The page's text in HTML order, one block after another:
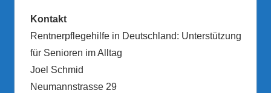
Kontakt
Rentnerpflegehilfe in Deutschland: Unterstützung
für Senioren im Alltag
Joel Schmid
Neumannstrasse 29